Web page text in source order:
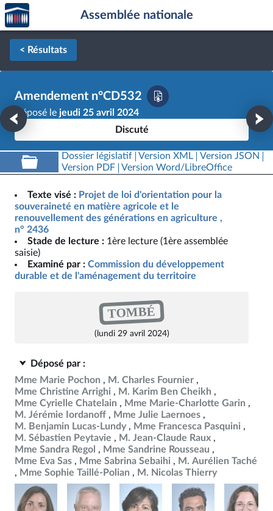
Aller au contenu
Aller en bas de la page
Accèder
à la
page
d'accueil
Assemblée nationale
< Résultats
Amendement n°CD532
Déposé le jeudi 25 avril 2024
Discuté
Dossier législatif Version XML
Version JSON
Version PDF
Version Word/LibreOffice
Texte visé : Projet de loi d'orientation pour la
souveraineté en matière agricole et le
renouvellement des générations en agriculture ,
n° 2436
Stade de lecture : 1ère lecture (1ère assemblée
saisie)
Examiné par : Commission du développement
durable et de l'aménagement du territoire
TOMBÉ
(lundi 29 avril 2024)
Déposé par :
Mme Marie Pochon
M. Charles Fournier
Mme Christine Arrighi
M. Karim Ben Cheikh
Mme Cyrielle Chatelain
Mme Marie-Charlotte Garin
M. Jérémie Iordanoff
Mme Julie Laernoes
M. Benjamin Lucas-Lundy
Mme Francesca Pasquini
M. Sébastien Peytavie
M. Jean-Claude Raux
Mme Sandra Regol
Mme Sandrine Rousseau
Mme Eva Sas
Mme Sabrina Sebaihi
M. Aurélien Taché
Mme Sophie Taillé-Polian
M. Nicolas Thierry